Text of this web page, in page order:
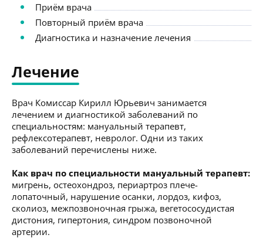
Приём врача
Повторный приём врача
Диагностика и назначение лечения
Лечение
Врач Комиссар Кирилл Юрьевич занимается
лечением и диагностикой заболеваний по
специальностям: мануальный терапевт,
рефлексотерапевт, невролог. Одни из таких
заболеваний перечислены ниже.
Как врач по специальности мануальный терапевт:
мигрень, остеохондроз, периартроз плече-
лопаточный, нарушение осанки, лордоз, кифоз,
сколиоз, межпозвоночная грыжа, вегетососудистая
дистония, гипертония, синдром позвоночной
артерии.